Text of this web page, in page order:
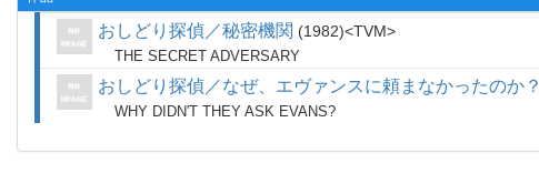
おしどり探偵／秘密機関 1982 TVM
THE SECRET ADVERSARY
おしどり探偵／なぜ、エヴァンスに頼まなかったのか？
WHY DIDN'T THEY ASK EVANS?